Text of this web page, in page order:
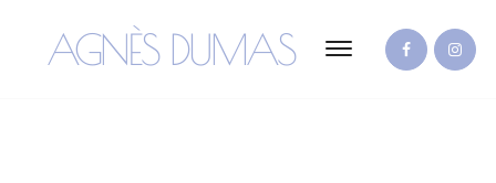
AGNÈS DUMAS